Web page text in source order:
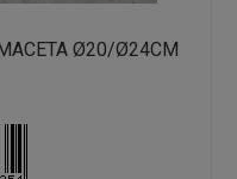
Ø20/Ø24CM